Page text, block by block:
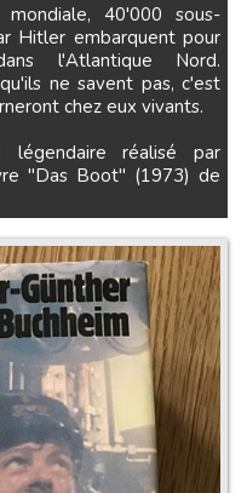
Hitler embarquent pour
l'Atlantique Nord.
ne savent pas, c'est
chez eux vivants.
réalisé par
"Das Boot" (1973) de